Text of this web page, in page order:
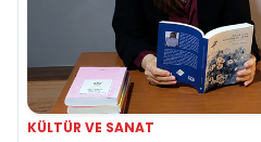
KÜLTÜR VE SANAT